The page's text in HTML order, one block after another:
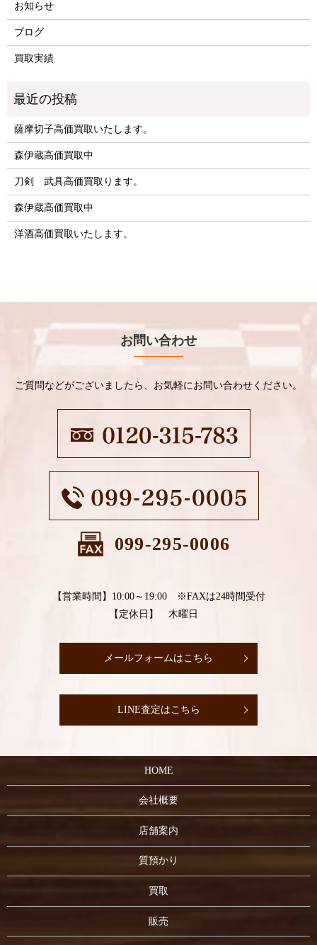
お知らせ
ブログ
買取実績
薩摩切子高価買取いたします。
森伊蔵高価買取中
刀剣 武具高価買取ります。
森伊蔵高価買取中
洋酒高価買取いたします。
お問い合わせ
ご質問などがございましたら、お気軽にお問い合わせください。
099-295-0006
【営業時間】10:00～19:00 ※FAXは24時間受付
【定休日】 木曜日
メールフォームはこちら
LINE査定はこちら
HOME
会社概要
店舗案内
質預かり
買取
販売